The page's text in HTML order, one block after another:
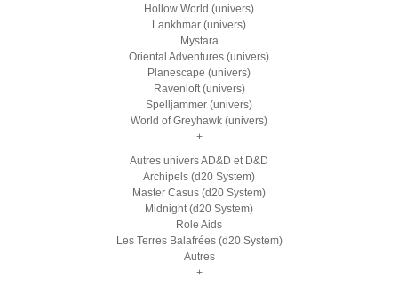
Hollow World (univers)
Lankhmar (univers)
Mystara
Oriental Adventures (univers)
Planescape (univers)
Ravenloft (univers)
Spelljammer (univers)
World of Greyhawk (univers)
+
Autres univers AD&D et D&D
Archipels (d20 System)
Master Casus (d20 System)
Midnight (d20 System)
Role Aids
Les Terres Balafrées (d20 System)
Autres
+